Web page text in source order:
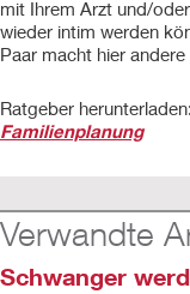
mit Ihrem Arzt und/
wieder intim werden
Paar macht hier andere
Ratgeber herunterladen:
Familienplanung
Verwandte
Schwanger